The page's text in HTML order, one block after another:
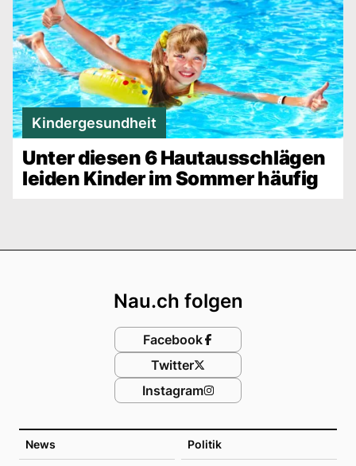
Kindergesundheit
Unter diesen 6 Hautausschlägen
leiden Kinder im Sommer häufig
News Politik
Nau.ch folgen
Facebook
Twitter
Instagram